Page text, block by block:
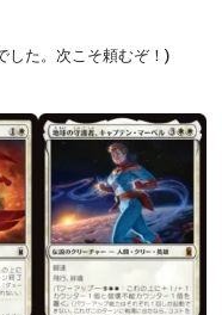
した。次こそ頼むぞ！)